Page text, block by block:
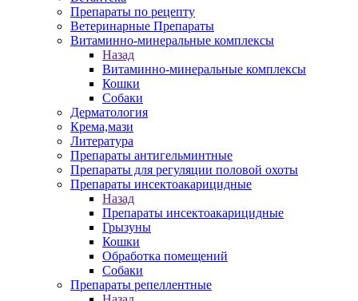
Препараты по рецепту
Ветеринарные Препараты
Витаминно-минеральные комплексы
Назад
Витаминно-минеральные комплексы
Кошки
Собаки
Дерматология
Крема,мази
Литература
Препараты антигельминтные
Препараты для регуляции половой охоты
Препараты инсектоакарицидные
Назад
Препараты инсектоакарицидные
Грызуны
Кошки
Обработка помещений
Собаки
Препараты репеллентные